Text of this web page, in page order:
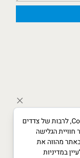
לידיעתך, באתרנו נעשה שימוש בקבצי Cookies, לרבות של צדדים
הגלישה
מהווה את
במדיניות